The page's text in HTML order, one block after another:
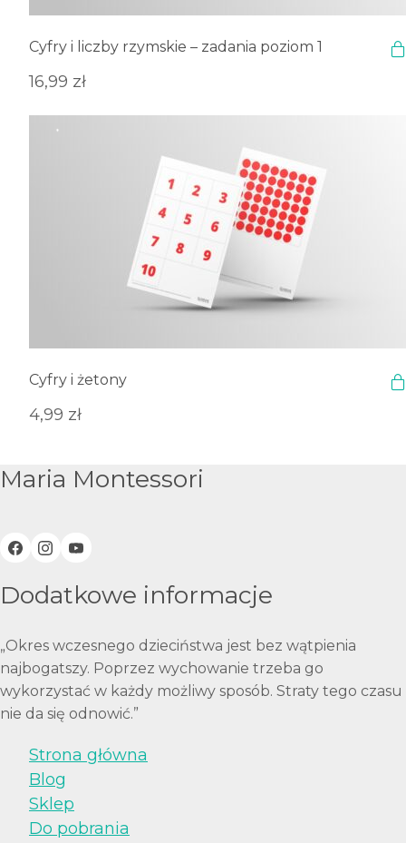
Cyfry i liczby rzymskie – zadania poziom 1
16,99 zł
Cyfry i żetony
4,99 zł
Maria Montessori
Dodatkowe informacje
„Okres wczesnego dzieciństwa jest bez wątpienia
najbogatszy. Poprzez wychowanie trzeba go
wykorzystać w każdy możliwy sposób. Straty tego czasu
nie da się odnowić.”
Strona główna
Blog
Sklep
Do pobrania